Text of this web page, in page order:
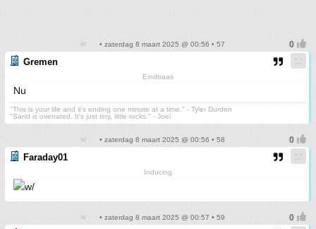
• zaterdag 8 maart 2025 @ 00:56 • 57
Gremen
Eindbaas
Nu
"This is your life and it's ending one minute at a time." - Tyler Durden
"Sand is overrated. It's just tiny, little rocks." - Joel
• zaterdag 8 maart 2025 @ 00:56 • 58
Faraday01
Inducing
• zaterdag 8 maart 2025 @ 00:57 • 59